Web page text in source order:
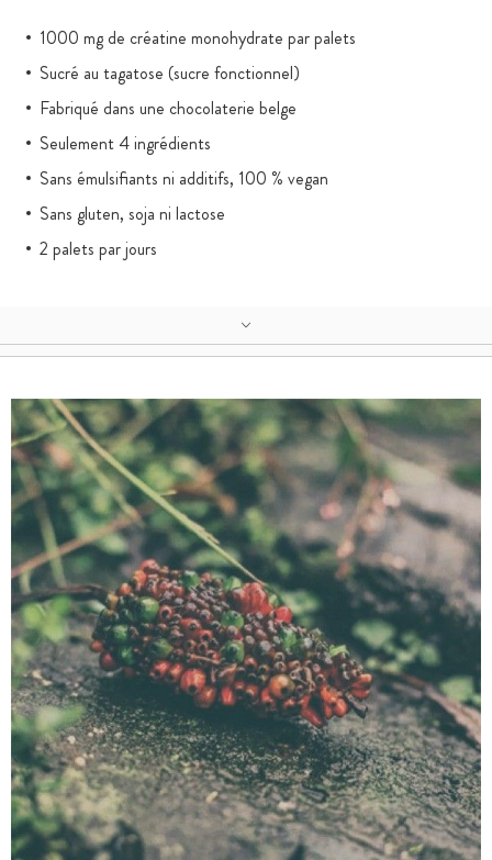
1000 mg de créatine monohydrate par palets
Sucré au tagatose (sucre fonctionnel)
Fabriqué dans une chocolaterie belge
Seulement 4 ingrédients
Sans émulsifiants ni additifs, 100 % vegan
Sans gluten, soja ni lactose
2 palets par jours